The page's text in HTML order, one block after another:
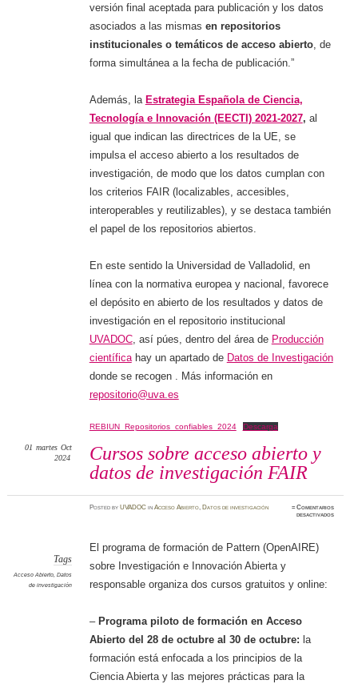
versión final aceptada para publicación y los datos
asociados a las mismas en repositorios
institucionales o temáticos de acceso abierto, de
forma simultánea a la fecha de publicación.”
Además, la Estrategia Española de Ciencia,
Tecnología e Innovación (EECTI) 2021-2027, al
igual que indican las directrices de la UE, se
impulsa el acceso abierto a los resultados de
investigación, de modo que los datos cumplan con
los criterios FAIR (localizables, accesibles,
interoperables y reutilizables), y se destaca también
el papel de los repositorios abiertos.
En este sentido la Universidad de Valladolid, en
línea con la normativa europea y nacional, favorece
el depósito en abierto de los resultados y datos de
investigación en el repositorio institucional
UVADOC, así púes, dentro del área de Producción
científicahay un apartado de Datos de Investigación
donde se recogen . Más información en
repositorio@uva.es
REBIUN_Repositorios_confiables_2024 Descarga
Cursos sobre acceso abierto y
datos de investigación FAIR
01 martes Oct
2024
PostedbyUVADOC inAcceso Abierto, Datos de investigación ≈Comentarios
desactivadosen
Tags
Acceso Abierto, Datos
de investigación
El programa de formación de Pattern (OpenAIRE)
sobre Investigación e Innovación Abierta y
responsable organiza dos cursos gratuitos y online:
– Programa piloto de formación en Acceso
Abierto del 28 de octubre al 30 de octubre: la
formación está enfocada a los principios de la
Ciencia Abierta y las mejores prácticas para la